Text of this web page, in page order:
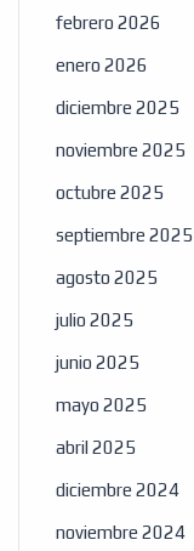
febrero 2026
enero 2026
diciembre 2025
noviembre 2025
octubre 2025
septiembre 2025
agosto 2025
julio 2025
junio 2025
mayo 2025
abril 2025
diciembre 2024
noviembre 2024